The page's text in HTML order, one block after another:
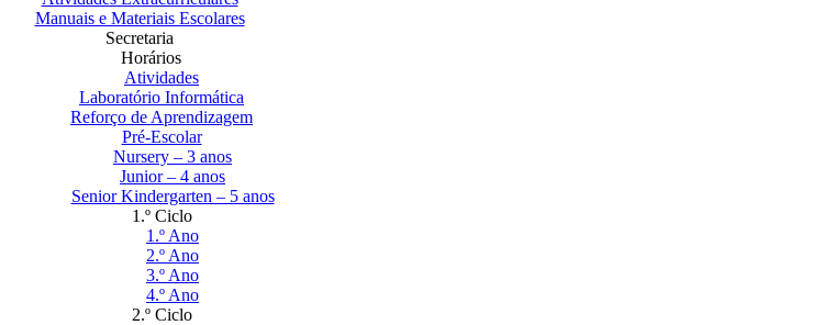
Manuais e Materiais Escolares
Secretaria
Horários
Atividades
Laboratório Informática
Reforço de Aprendizagem
Pré-Escolar
Nursery – 3 anos
Junior – 4 anos
Senior Kindergarten – 5 anos
1.º Ciclo
1.º Ano
2.º Ano
3.º Ano
4.º Ano
2.º Ciclo